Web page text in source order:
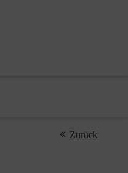
Zurück